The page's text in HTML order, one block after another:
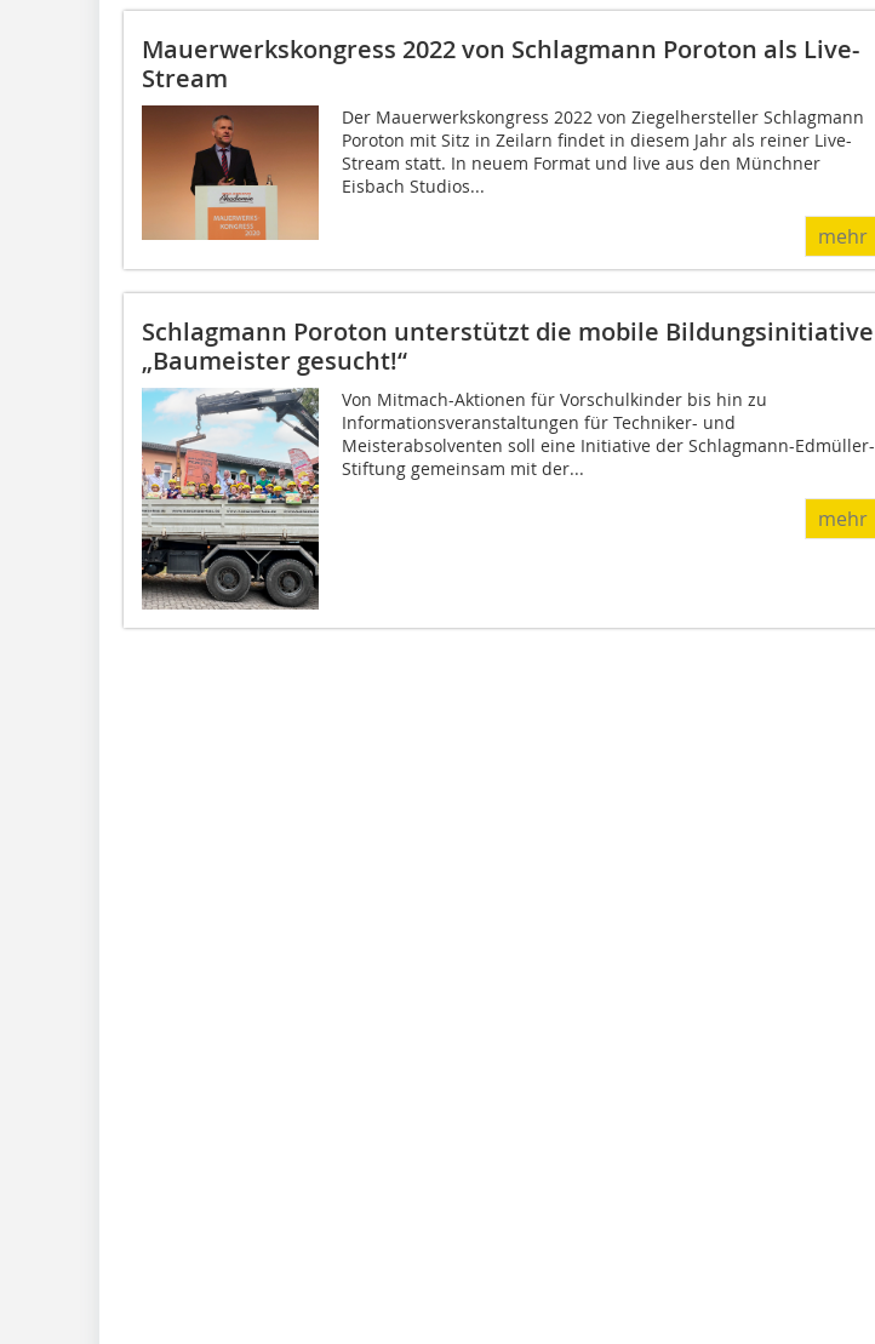
Mauerwerkskongress 2022 von Schlagmann Poroton als Live-
Stream
Der Mauerwerkskongress 2022 von Ziegelhersteller Schlagmann
Poroton mit Sitz in Zeilarn findet in diesem Jahr als reiner Live-
Stream statt. In neuem Format und live aus den Münchner
Eisbach Studios...
mehr
Schlagmann Poroton unterstützt die mobile Bildungsinitiative
„Baumeister gesucht!“
Von Mitmach-Aktionen für Vorschulkinder bis hin zu
Informationsveranstaltungen für Techniker- und
Meisterabsolventen soll eine Initiative der Schlagmann-Edmüller-
Stiftung gemeinsam mit der...
mehr